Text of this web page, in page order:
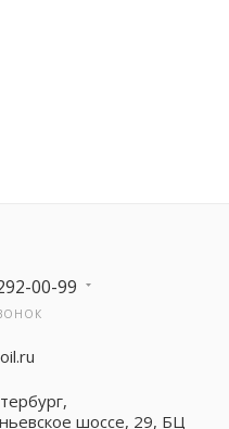
00-99
шоссе, 29, БЦ